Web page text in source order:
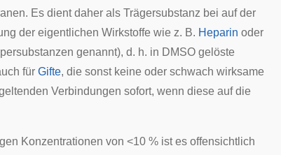
Es dient daher als Trägersubstanz bei auf der
der eigentlichen Wirkstoffe wie z. B. Heparin oder
genannt), d. h. in DMSO gelöste
für Gifte, die sonst keine oder schwach wirksame
Verbindungen sofort, wenn diese auf die
Konzentrationen von <10 % ist es offensichtlich